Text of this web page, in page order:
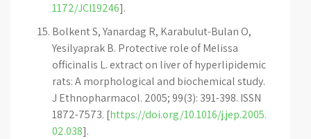
1172/JCI19246].
Bolkent S, Yanardag R, Karabulut-Bulan O,
Yesilyaprak B. Protective role of Melissa
officinalis L. extract on liver of hyperlipidemic
rats: A morphological and biochemical study.
J Ethnopharmacol. 2005; 99(3): 391-398. ISSN
1872-7573. [https://doi.org/10.1016/j.jep.2005.
02.038].